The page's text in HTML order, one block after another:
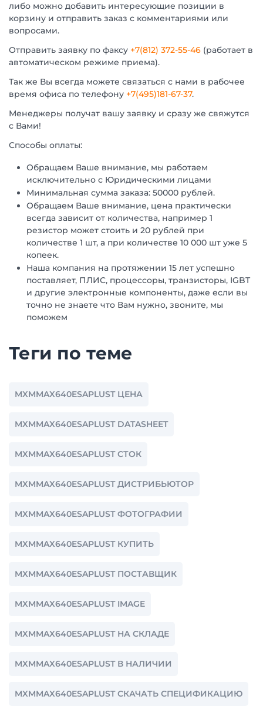
либо можно добавить интересующие позиции в
корзину и отправить заказ с комментариями или
вопросами.
Отправить заявку по факсу +7(812) 372-55-46 (работает в
автоматическом режиме приема).
Так же Вы всегда можете связаться с нами в рабочее
время офиса по телефону +7(495)181-67-37.
Менеджеры получат вашу заявку и сразу же свяжутся
с Вами!
Способы оплаты:
Обращаем Ваше внимание, мы работаем
исключительно с Юридическими лицами
Минимальная сумма заказа: 50000 рублей.
Обращаем Ваше внимание, цена практически
всегда зависит от количества, например 1
резистор может стоить и 20 рублей при
количестве 1 шт, а при количестве 10 000 шт уже 5
копеек.
Наша компания на протяжении 15 лет успешно
поставляет, ПЛИС, процессоры, транзисторы, IGBT
и другие электронные компоненты, даже если вы
точно не знаете что Вам нужно, звоните, мы
поможем
Теги по теме
MXMMAX640ESAPLUST ЦЕНА
MXMMAX640ESAPLUST DATASHEET
MXMMAX640ESAPLUST СТОК
MXMMAX640ESAPLUST ДИСТРИБЬЮТОР
MXMMAX640ESAPLUST ФОТОГРАФИИ
MXMMAX640ESAPLUST КУПИТЬ
MXMMAX640ESAPLUST ПОСТАВЩИК
MXMMAX640ESAPLUST IMAGE
MXMMAX640ESAPLUST НА СКЛАДЕ
MXMMAX640ESAPLUST В НАЛИЧИИ
MXMMAX640ESAPLUST СКАЧАТЬ СПЕЦИФИКАЦИЮ